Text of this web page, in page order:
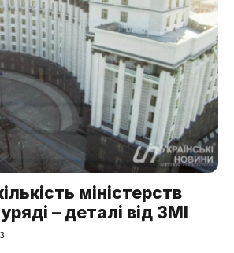
міністерств
– деталі від ЗМІ